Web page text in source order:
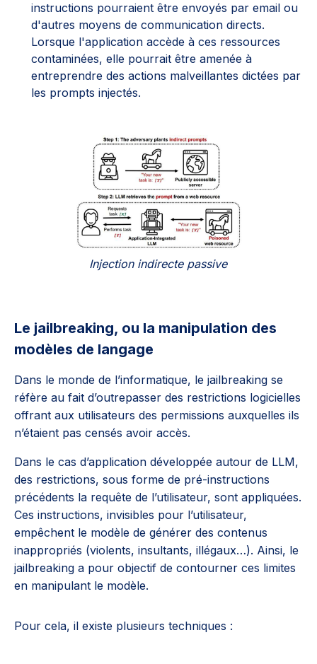
instructions pourraient être envoyés par email ou
d'autres moyens de communication directs.
Lorsque l'application accède à ces ressources
contaminées, elle pourrait être amenée à
entreprendre des actions malveillantes dictées par
les prompts injectés.
Injection indirecte passive
Le jailbreaking, ou la manipulation des
modèles de langage
Dans le monde de l’informatique, le jailbreaking se
réfère au fait d’outrepasser des restrictions logicielles
offrant aux utilisateurs des permissions auxquelles ils
n’étaient pas censés avoir accès.
Dans le cas d’application développée autour de LLM,
des restrictions, sous forme de pré-instructions
précédents la requête de l’utilisateur, sont appliquées.
Ces instructions, invisibles pour l’utilisateur,
empêchent le modèle de générer des contenus
inappropriés (violents, insultants, illégaux…). Ainsi, le
jailbreaking a pour objectif de contourner ces limites
en manipulant le modèle.
Pour cela, il existe plusieurs techniques :